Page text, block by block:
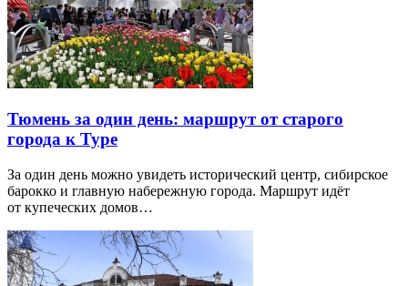
Тюмень за один день: маршрут от старого
города к Туре
За один день можно увидеть исторический центр, сибирское
барокко и главную набережную города. Маршрут идёт
от купеческих домов…